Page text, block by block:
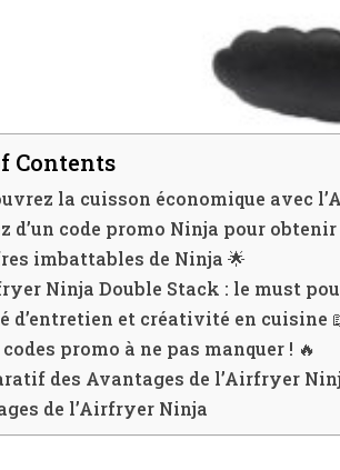
I've read and accept the Privacy Policy
A LIRE : Le Chromebook Lenovo
exceptionnelle à seulement 279,99 €
Contents
la cuisson économique avec
d’un code promo Ninja pour
imbattables de Ninja 🌟
Ninja Double Stack : le must
d’entretien et créativité en cuisine
promo à ne pas manquer ! 🔥
des Avantages de l’Airfryer
de l’Airfryer Ninja